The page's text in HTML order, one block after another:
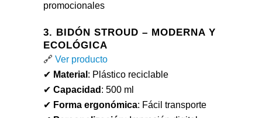
promocionales
3. BIDÓN STROUD – MODERNA Y
ECOLÓGICA
🔗 Ver producto
✔ Material : Plástico reciclable
✔ Capacidad : 500 ml
✔ Forma ergonómica: Fácil transporte